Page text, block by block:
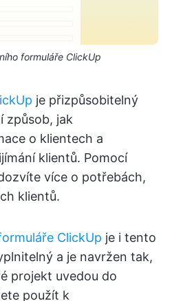
formuláře ClickUp
je přizpůsobitelný
způsob, jak
o klientech a
klientů. Pomocí
více o potřebách,
klientů.
ClickUp je i tento
a je navržen tak,
projekt uvedou do
použít k